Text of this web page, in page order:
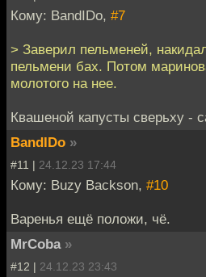
Кому: BandIDo, #7
> Заверил пельменей,
пельмени бах. Потом
молотого на нее.
Квашеной капусты сверьху -
BandIDo »
#11 | 24.12.23 17:44
Кому: Buzy Backson, #10
Варенья ещё положи, чё.
MrCoba »
#12 | 24.12.23 23:43